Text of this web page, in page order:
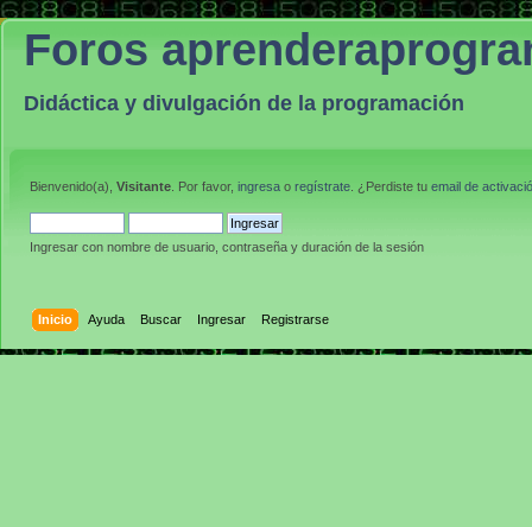
Foros
Didáctica y divulgación de la programación
Bienvenido(a), Visitante . Por favor, ingresa o regístrate . ¿Perdiste tu email de
Ingresar con nombre de usuario, contraseña y duración de la sesión
Inicio Ayuda Buscar Ingresar Registrarse